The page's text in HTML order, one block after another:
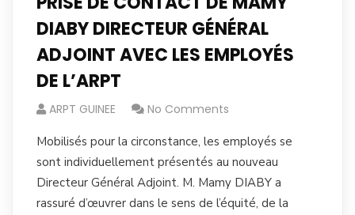
DIABY DIRECTEUR GÉNÉRAL
ADJOINT AVEC LES EMPLOYÉS
DE L’ARPT
ARPT GUINEE No Comments
Mobilisés pour la circonstance, les employés se
sont individuellement présentés au nouveau
Directeur Général Adjoint. M. Mamy DIABY a
rassuré d’œuvrer dans le sens de l’équité, de la